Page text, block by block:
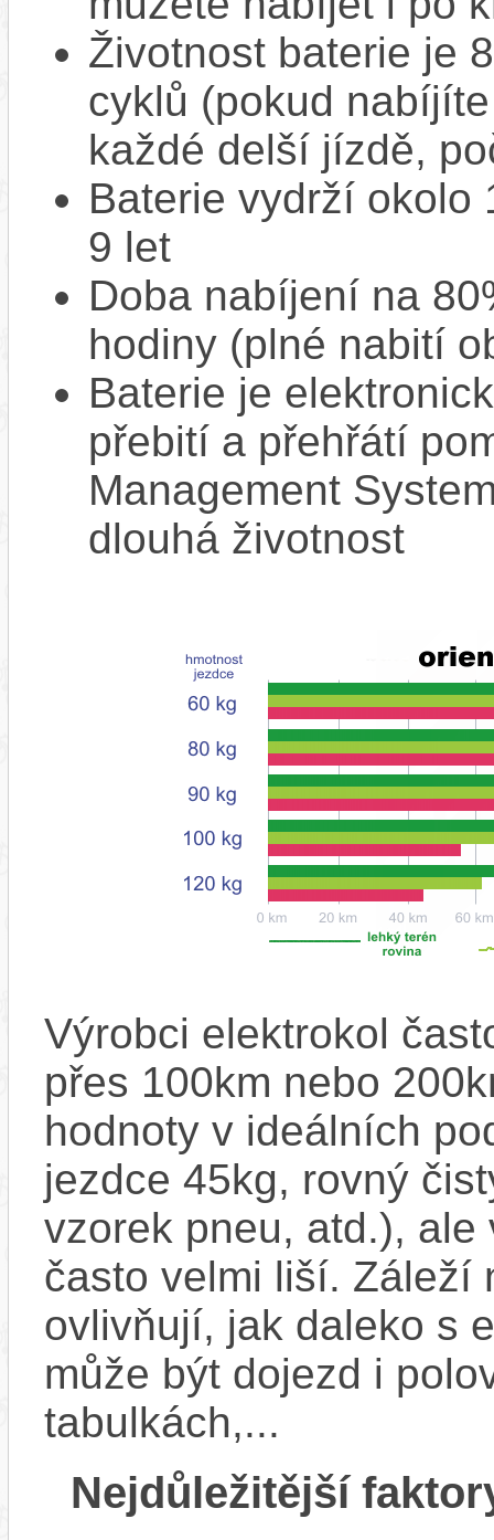
Životnost baterie je
cyklů (pokud
každé delší jízdě,
Baterie vydrží okolo
9 let
Doba nabíjení na
hodiny (plné nabití
Baterie je
přebití a přehřátí
Management
dlouhá životnost
Výrobci elektrokol
přes 100km nebo
hodnoty v ideálních
jezdce 45kg, rovný
vzorek pneu, atd.),
často velmi liší. Záleží
ovlivňují, jak daleko s
může být dojezd i
tabulkách,...
Nejdůležitější